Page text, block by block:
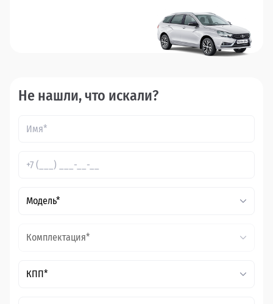
Не нашли, что искали?
Модель*
Комплектация*
КПП*